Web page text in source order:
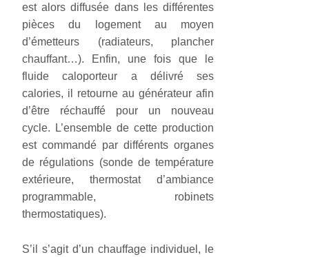
est alors diffusée dans les différentes
pièces du logement au moyen
d’émetteurs (radiateurs, plancher
chauffant…). Enfin, une fois que le
fluide caloporteur a délivré ses
calories, il retourne au générateur afin
d’être réchauffé pour un nouveau
cycle. L’ensemble de cette production
est commandé par différents organes
de régulations (sonde de température
extérieure, thermostat d’ambiance
programmable, robinets
thermostatiques).
S’il s’agit d’un chauffage individuel, le